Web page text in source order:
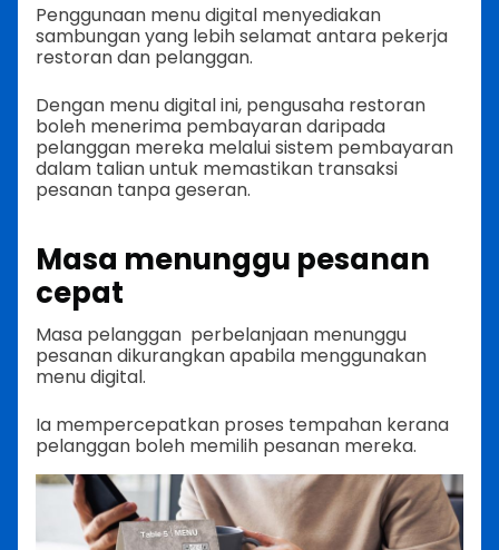
Penggunaan menu digital menyediakan
sambungan yang lebih selamat antara pekerja
restoran dan pelanggan.
Dengan menu digital ini, pengusaha restoran
boleh menerima pembayaran daripada
pelanggan mereka melalui sistem pembayaran
dalam talian untuk memastikan transaksi
pesanan tanpa geseran.
Masa menunggu pesanan
cepat
Masa pelanggan perbelanjaan menunggu
pesanan dikurangkan apabila menggunakan
menu digital.
Ia mempercepatkan proses tempahan kerana
pelanggan boleh memilih pesanan mereka.